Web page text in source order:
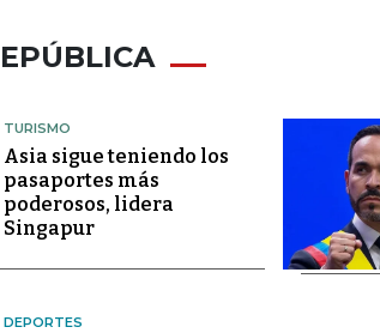
TURISMO
Asia sigue teniendo los
pasaportes más
poderosos, lidera
Singapur
DEPORTES